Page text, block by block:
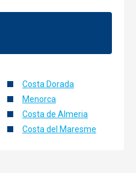
Costa Dorada
Menorca
Costa de Almeria
Costa del Maresme